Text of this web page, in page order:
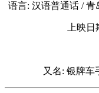
语言: 汉语普通话 / 青
上映日
又名: 银牌车